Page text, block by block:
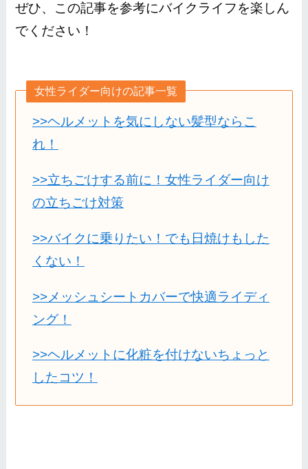
ぜひ、この記事を参考にバイクライフを楽しん
でください！
女性ライダー向けの記事一覧
>>ヘルメットを気にしない髪型ならこ
れ！
>>立ちごけする前に！女性ライダー向け
の立ちごけ対策
>>バイクに乗りたい！でも日焼けもした
くない！
>>メッシュシートカバーで快適ライディ
ング！
>>ヘルメットに化粧を付けないちょっと
したコツ！